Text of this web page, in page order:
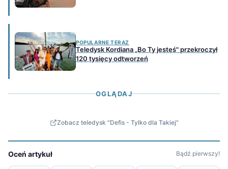
POPULARNE TERAZ
Teledysk Kordiana „Bo Ty jesteś" przekroczył
120 tysięcy odtworzeń
OGLĄDAJ
Zobacz teledysk "Defis - Tylko dla Takiej"
Oceń artykuł Bądź pierwszy!